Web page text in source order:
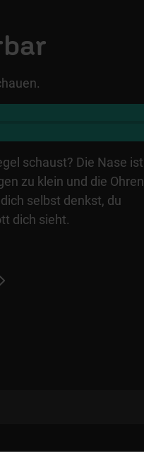
schaust? Die Nase ist
zu klein und die Ohren
selbst denkst, du
dich sieht.